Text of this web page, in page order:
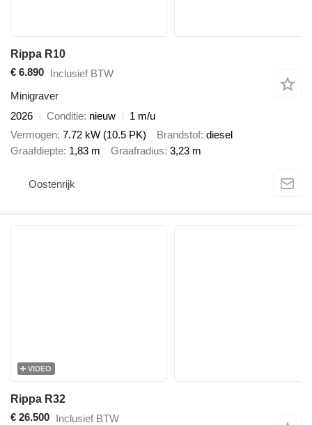
Rippa R10
€ 6.890 Inclusief BTW
Minigraver
2026
Conditie nieuw
1 m/u
Vermogen 7.72 kW (10.5 PK) Brandstof diesel
Graafdiepte 1,83 m Graafradius 3,23 m
Oostenrijk
VIDEO
Rippa R32
€ 26.500 Inclusief BTW